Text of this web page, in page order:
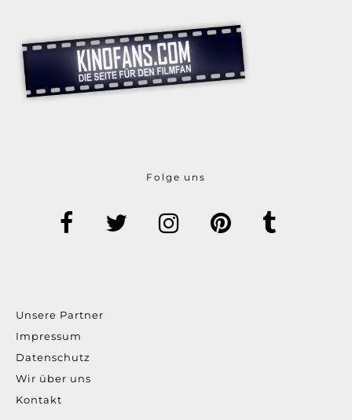
Folge uns
Unsere Partner
Impressum
Datenschutz
Wir über uns
Kontakt